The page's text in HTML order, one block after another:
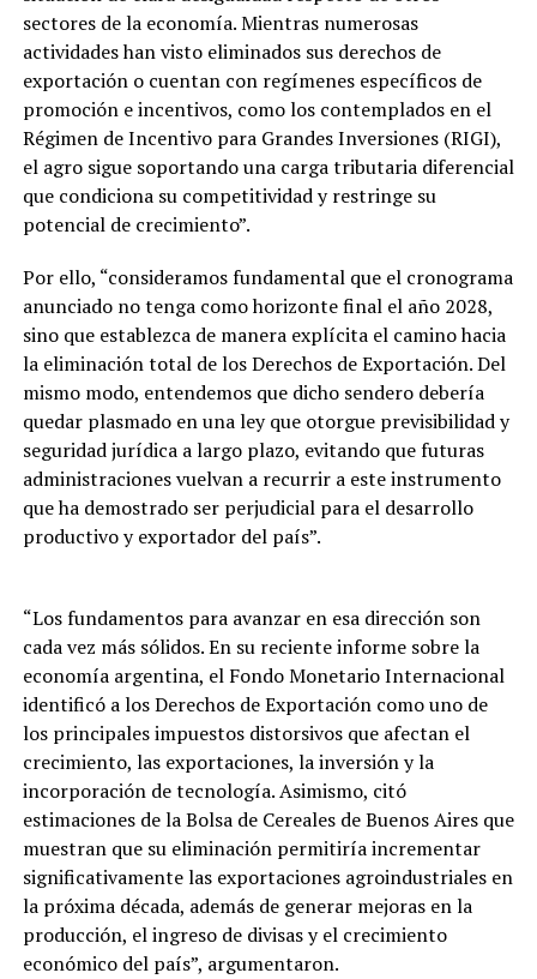
sectores de la economía. Mientras numerosas
actividades han visto eliminados sus derechos de
exportación o cuentan con regímenes específicos de
promoción e incentivos, como los contemplados en el
Régimen de Incentivo para Grandes Inversiones (RIGI),
el agro sigue soportando una carga tributaria diferencial
que condiciona su competitividad y restringe su
potencial de crecimiento”.
Por ello, “consideramos fundamental que el cronograma
anunciado no tenga como horizonte final el año 2028,
sino que establezca de manera explícita el camino hacia
la eliminación total de los Derechos de Exportación. Del
mismo modo, entendemos que dicho sendero debería
quedar plasmado en una ley que otorgue previsibilidad y
seguridad jurídica a largo plazo, evitando que futuras
administraciones vuelvan a recurrir a este instrumento
que ha demostrado ser perjudicial para el desarrollo
productivo y exportador del país”.
“Los fundamentos para avanzar en esa dirección son
cada vez más sólidos. En su reciente informe sobre la
economía argentina, el Fondo Monetario Internacional
identificó a los Derechos de Exportación como uno de
los principales impuestos distorsivos que afectan el
crecimiento, las exportaciones, la inversión y la
incorporación de tecnología. Asimismo, citó
estimaciones de la Bolsa de Cereales de Buenos Aires que
muestran que su eliminación permitiría incrementar
significativamente las exportaciones agroindustriales en
la próxima década, además de generar mejoras en la
producción, el ingreso de divisas y el crecimiento
económico del país”, argumentaron.